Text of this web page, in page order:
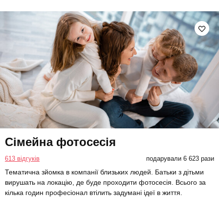
Сімейна фотосесія
613 відгуків подарували 6 623 рази
Тематична зйомка в компанії близьких людей. Батьки з дітьми
вирушать на локацію, де буде проходити фотосесія. Всього за
кілька годин професіонал втілить задумані ідеї в життя.